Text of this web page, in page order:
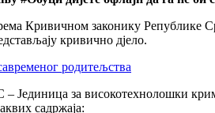
Кривичном законику Републике
кривично дјело.
родитељства
Јединица за високотехнолошки
садржаја: